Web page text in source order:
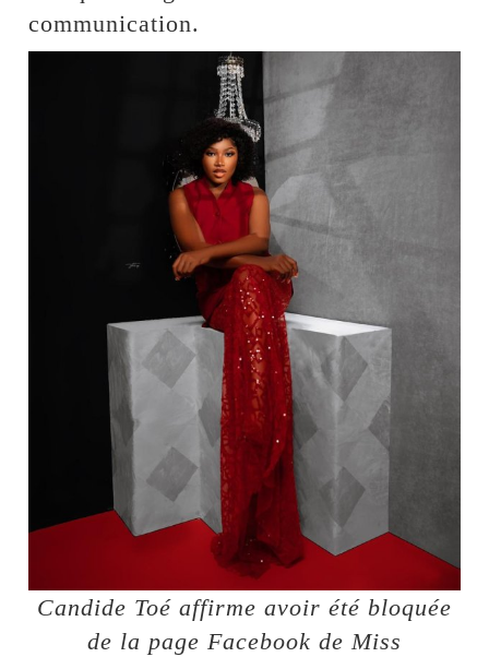
communication.
Candide Toé affirme avoir été bloquée
de la page Facebook de Miss